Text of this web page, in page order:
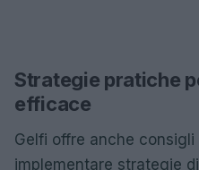
Strategie pratiche
efficace
Gelfi offre anche
implementare strategie